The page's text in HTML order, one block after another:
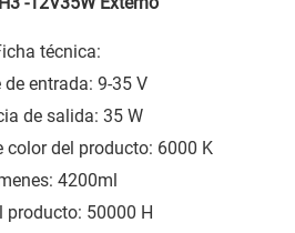
técnica:
entrada: 9-35 V
de salida: 35 W
color del producto: 6000 K
4200ml
producto: 50000 H